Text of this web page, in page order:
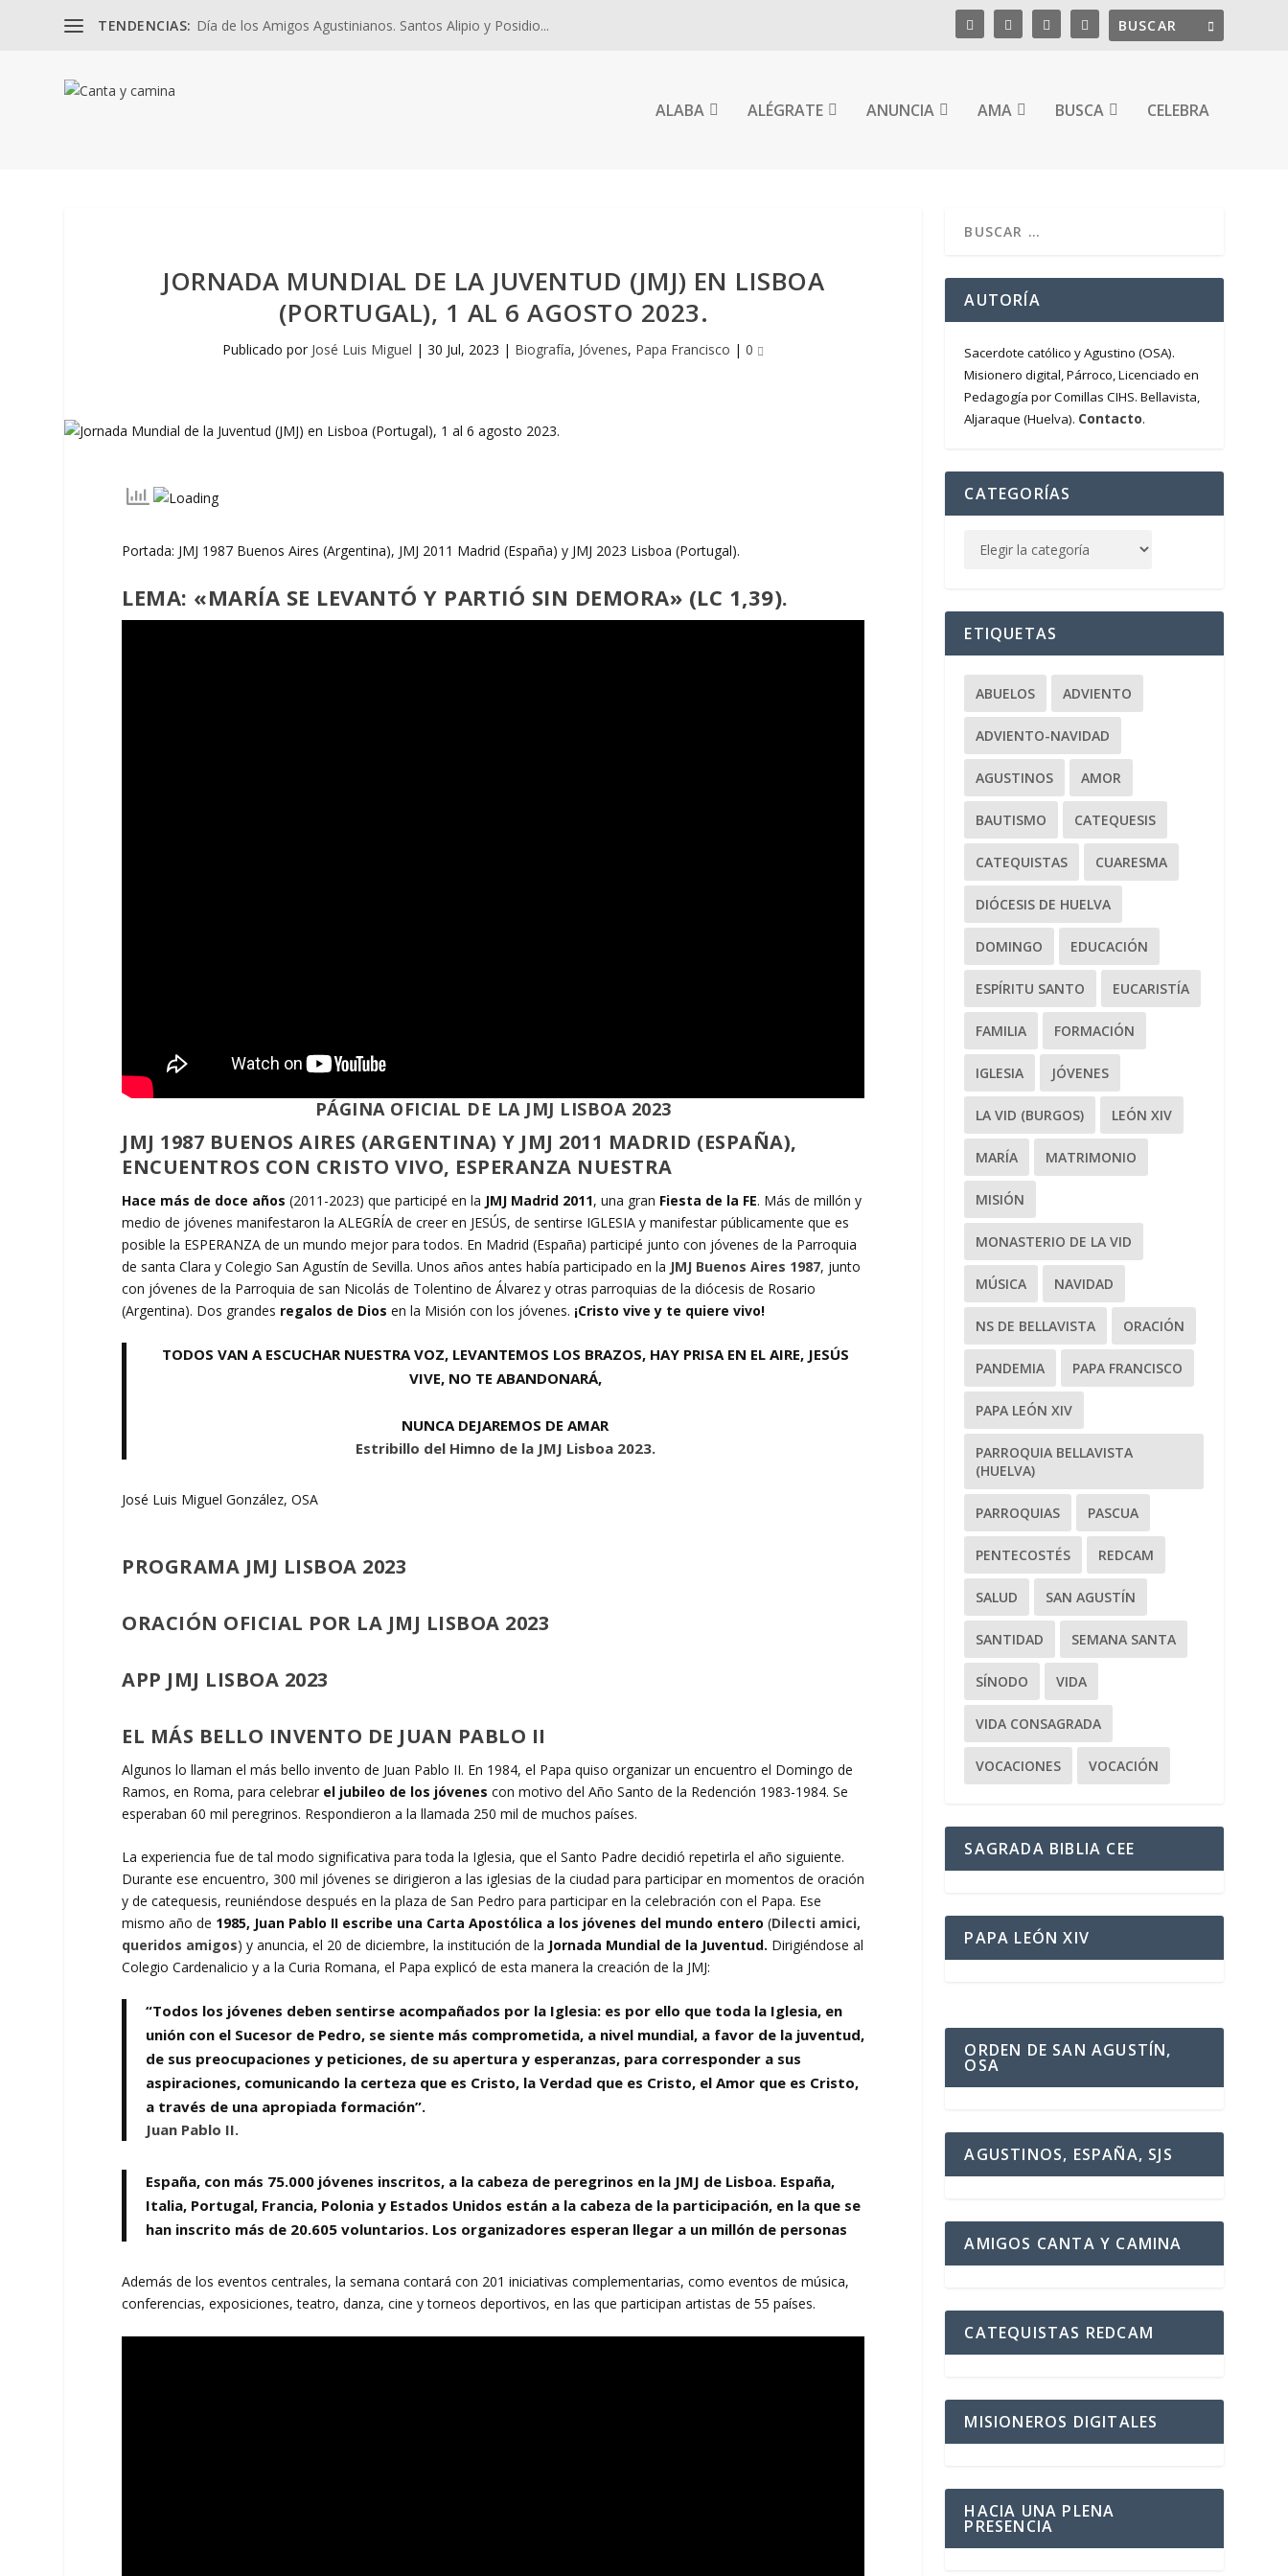
TENDENCIAS: Día de los Amigos Agustinianos. Santos Alipio y Posidio...
ALABA ALÉGRATE ANUNCIA AMA BUSCA CELEBRA
JORNADA MUNDIAL DE LA JUVENTUD (JMJ) EN LISBOA
(PORTUGAL), 1 AL 6 AGOSTO 2023.
Publicado por José Luis Miguel |30 Jul, 2023 | Biografía, Jóvenes, Papa Francisco |0
Portada: JMJ 1987 Buenos Aires (Argentina), JMJ 2011 Madrid (España) y JMJ 2023 Lisboa (Portugal).
LEMA: «MARÍA SE LEVANTÓ Y PARTIÓ SIN DEMORA» (LC 1,39).
PÁGINA OFICIAL DE LA JMJ LISBOA 2023
JMJ 1987 BUENOS AIRES (ARGENTINA) Y JMJ 2011 MADRID (ESPAÑA),
ENCUENTROS CON CRISTO VIVO, ESPERANZA NUESTRA
Hace más de doce años (2011-2023) que participé en la JMJ Madrid 2011, una gran Fiesta de la FE. Más de millón y
medio de jóvenes manifestaron la ALEGRÍA de creer en JESÚS, de sentirse IGLESIA y manifestar públicamente que es
posible la ESPERANZA de un mundo mejor para todos. En Madrid (España) participé junto con jóvenes de la Parroquia
de santa Clara y Colegio San Agustín de Sevilla. Unos años antes había participado en la JMJ Buenos Aires 1987, junto
con jóvenes de la Parroquia de san Nicolás de Tolentino de Álvarez y otras parroquias de la diócesis de Rosario
(Argentina). Dos grandes regalos de Dios en la Misión con los jóvenes. ¡Cristo vive y te quiere vivo!
TODOS VAN A ESCUCHAR NUESTRA VOZ, LEVANTEMOS LOS BRAZOS, HAY PRISA EN EL AIRE, JESÚS
VIVE, NO TE ABANDONARÁ,
NUNCA DEJAREMOS DE AMAR
Estribillo del Himno de la JMJ Lisboa 2023.
José Luis Miguel González, OSA
PROGRAMA JMJ LISBOA 2023
ORACIÓN OFICIAL POR LA JMJ LISBOA 2023
APP JMJ LISBOA 2023
EL MÁS BELLO INVENTO DE JUAN PABLO II
Algunos lo llaman el más bello invento de Juan Pablo II. En 1984, el Papa quiso organizar un encuentro el Domingo de
Ramos, en Roma, para celebrar el jubileo de los jóvenescon motivo del Año Santo de la Redención 1983-1984. Se
esperaban 60 mil peregrinos. Respondieron a la llamada 250 mil de muchos países.
La experiencia fue de tal modo significativa para toda la Iglesia, que el Santo Padre decidió repetirla el año siguiente.
Durante ese encuentro, 300 mil jóvenes se dirigieron a las iglesias de la ciudad para participar en momentos de oración
y de catequesis, reuniéndose después en la plaza de San Pedro para participar en la celebración con el Papa. Ese
mismo año de 1985, Juan Pablo II escribe una Carta Apostólica a los jóvenes del mundo entero (Dilecti amici,
queridos amigos) y anuncia, el 20 de diciembre, la institución de la Jornada Mundial de la Juventud. Dirigiéndose al
Colegio Cardenalicio y a la Curia Romana, el Papa explicó de esta manera la creación de la JMJ:
“Todos los jóvenes deben sentirse acompañados por la Iglesia: es por ello que toda la Iglesia, en
unión con el Sucesor de Pedro, se siente más comprometida, a nivel mundial, a favor de la juventud,
de sus preocupaciones y peticiones, de su apertura y esperanzas, para corresponder a sus
aspiraciones, comunicando la certeza que es Cristo, la Verdad que es Cristo, el Amor que es Cristo,
a través de una apropiada formación”.
Juan Pablo II.
España, con más 75.000 jóvenes inscritos, a la cabeza de peregrinos en la JMJ de Lisboa. España,
Italia, Portugal, Francia, Polonia y Estados Unidos están a la cabeza de la participación, en la que se
han inscrito más de 20.605 voluntarios. Los organizadores esperan llegar a un millón de personas
Además de los eventos centrales, la semana contará con 201 iniciativas complementarias, como eventos de música,
conferencias, exposiciones, teatro, danza, cine y torneos deportivos, en las que participan artistas de 55 países.
AUTORÍA
Sacerdote católico y Agustino (OSA).
Misionero digital, Párroco, Licenciado en
Pedagogía por Comillas CIHS. Bellavista,
Aljaraque (Huelva). Contacto.
CATEGORÍAS
ETIQUETAS
ABUELOS ADVIENTO
ADVIENTO-NAVIDAD
AGUSTINOS AMOR
BAUTISMO CATEQUESIS
CATEQUISTAS CUARESMA
DIÓCESIS DE HUELVA
DOMINGO EDUCACIÓN
ESPÍRITU SANTO EUCARISTÍA
FAMILIA FORMACIÓN
IGLESIA JÓVENES
LA VID (BURGOS) LEÓN XIV
MARÍA MATRIMONIO
MISIÓN
MONASTERIO DE LA VID
MÚSICA NAVIDAD
NS DE BELLAVISTA ORACIÓN
PANDEMIA PAPA FRANCISCO
PAPA LEÓN XIV
PARROQUIA BELLAVISTA
(HUELVA)
PARROQUIAS PASCUA
PENTECOSTÉS REDCAM
SALUD SAN AGUSTÍN
SANTIDAD SEMANA SANTA
SÍNODO VIDA
VIDA CONSAGRADA
VOCACIONES VOCACIÓN
SAGRADA BIBLIA CEE
PAPA LEÓN XIV
ORDEN DE SAN AGUSTÍN,
OSA
AGUSTINOS, ESPAÑA, SJS
AMIGOS CANTA Y CAMINA
CATEQUISTAS REDCAM
MISIONEROS DIGITALES
HACIA UNA PLENA
PRESENCIA